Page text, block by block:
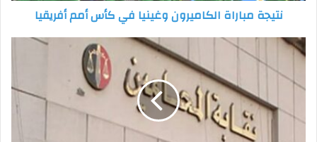
نتيجة مباراة الكاميرون وغينيا في كأس أمم أفريقيا
18
فبراير
الحكم
في
وقف